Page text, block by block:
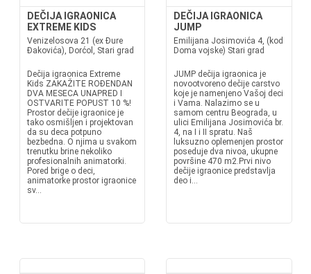
DEČIJA IGRAONICA
EXTREME KIDS
Venizelosova 21 (ex Đure
Đakovića), Dorćol, Stari grad
Dečija igraonica Extreme
Kids ZAKAŽITE ROĐENDAN
DVA MESECA UNAPRED I
OSTVARITE POPUST 10 %!
Prostor dečije igraonice je
tako osmišljen i projektovan
da su deca potpuno
bezbedna. O njima u svakom
trenutku brine nekoliko
profesionalnih animatorki.
Pored brige o deci,
animatorke prostor igraonice
sv...
DEČIJA IGRAONICA
JUMP
Emilijana Josimovića 4, (kod
Doma vojske) Stari grad
JUMP dečija igraonica je
novootvoreno dečije carstvo
koje je namenjeno Vašoj deci
i Vama. Nalazimo se u
samom centru Beograda, u
ulici Emilijana Josimovića br.
4, na I i II spratu. Naš
luksuzno oplemenjen prostor
poseduje dva nivoa, ukupne
površine 470 m2.Prvi nivo
dečije igraonice predstavlja
deo i...